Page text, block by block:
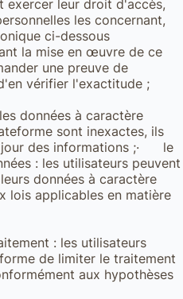
exercer leur droit d'accès,
les concernant,
ci-dessous
la mise en œuvre de ce
une preuve de
vérifier l'exactitude ;
données à caractère
sont inexactes, ils
jour des informations ;· le
: les utilisateurs peuvent
données à caractère
lois applicables en matière
: les utilisateurs
de limiter le traitement
aux hypothèses